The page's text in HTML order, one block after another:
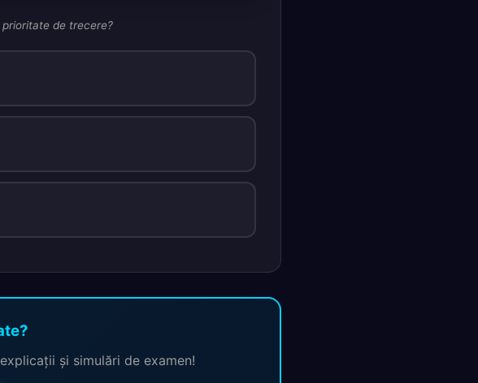
de trecere?
și simulări de examen!